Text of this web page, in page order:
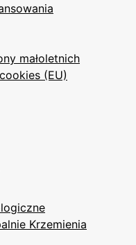
małoletnich
(EU)
Krzemienia